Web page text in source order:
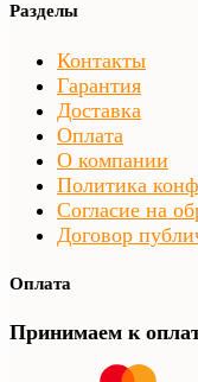
Разделы
Контакты
Гарантия
Доставка
Оплата
О компании
Политика
Согласие на
Договор
Оплата
Принимаем к